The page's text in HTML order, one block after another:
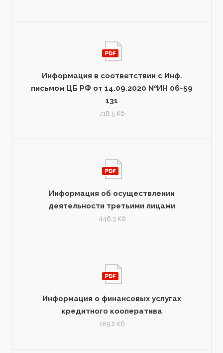
Информация в соответствии с Инф.
письмом ЦБ РФ от 14.09.2020 №ИН 06-59
131
718,5 Кб
Информация об осуществлении
деятельности третьими лицами
446,3 Кб
Информация о финансовых услугах
кредитного кооператива
185,2 Кб